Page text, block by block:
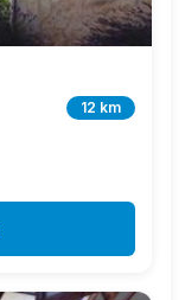
12 km